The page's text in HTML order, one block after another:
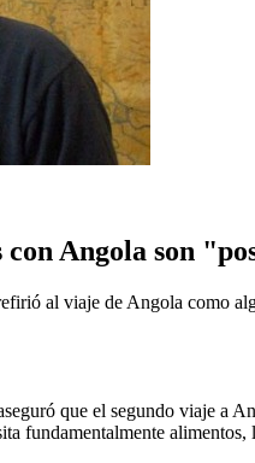
con Angola son
al viaje de Angola como
que el segundo viaje a
fundamentalmente